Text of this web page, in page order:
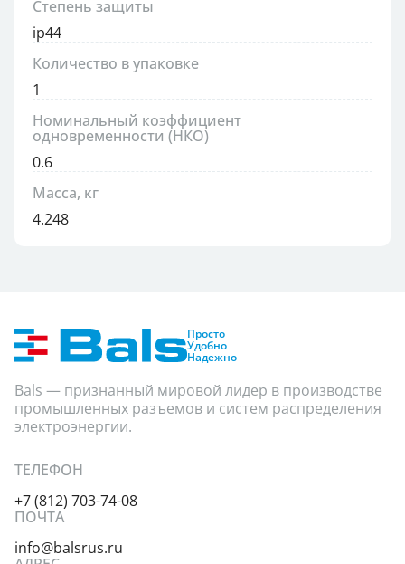
Степень защиты
ip44
Количество в упаковке
1
Номинальный коэффициент
одновременности (НКО)
0.6
Масса, кг
4.248
Просто
Удобно
Надежно
Bals — признанный мировой лидер в производстве
промышленных разъемов и систем распределения
электроэнергии.
ТЕЛЕФОН
+7 (812) 703-74-08
ПОЧТА
info@balsrus.ru